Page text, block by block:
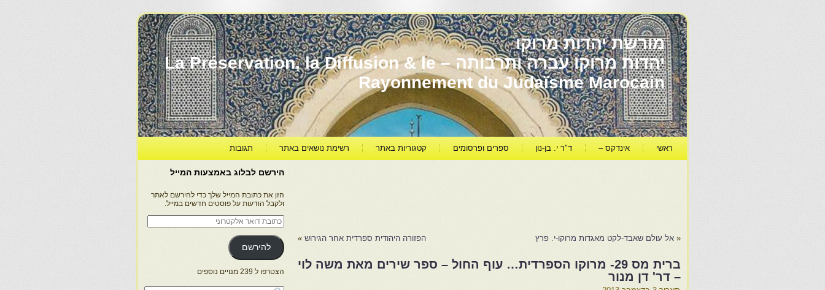
מורשת יהדות מרוקו
יהדות מרוקו עברה ותרבותה – La Préservation, la Diffusion & le
Rayonnement du Judaïsme Marocain
ראשי אינדקס – ד"ר י. בן-נון ספרים ופרסומים קטגוריות באתר רשימת נושאים באתר תגובות
« אל עולם שאבד-לקט מאגדות מרוקו-י. פרץ הפזורה היהודית ספרדית אחר הגירוש »
ברית מס 29- מרוקו הספרדית… עוף החול – ספר שירים מאת משה לוי
– דר' דן מנור
הירשם לבלוג באמצעות המייל
הזן את כתובת המייל שלך כדי להירשם לאתר
ולקבל הודעות על פוסטים חדשים במייל.
כתובת
דואר
אלקטרוני
להירשם
הצטרפו ל 239 מנויים נוספים